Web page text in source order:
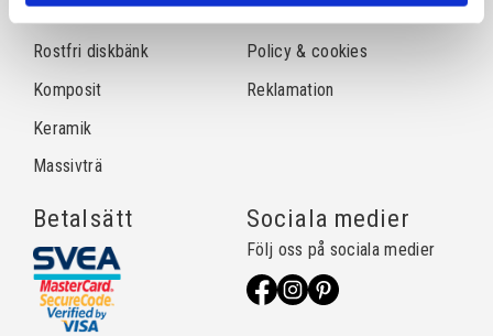
Natursten
Rostfri diskbänk
Komposit
Keramik
Massivträ
Köpvillkor
Policy & cookies
Reklamation
Betalsätt Sociala medier
Följ oss på sociala medier